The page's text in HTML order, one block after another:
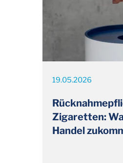
19.05.2026
Zigaretten:
Handel